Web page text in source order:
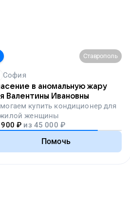
Ставрополь
София
в аномальную жару
Валентины Ивановны
купить кондиционер для
женщины
₽ из 45 000 ₽
Помочь